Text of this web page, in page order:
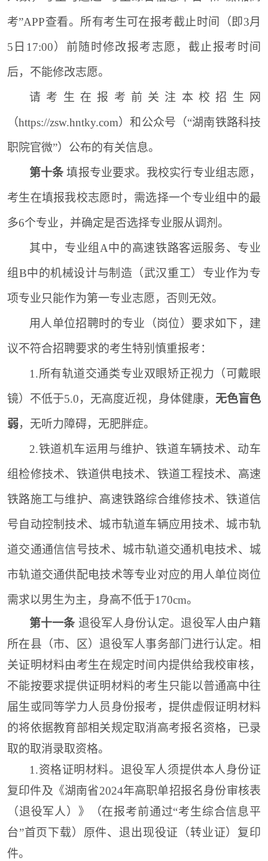
考”APP查看。所有考生可在报考截止时间（即3月
5日17:00）前随时修改报考志愿，截止报考时间
后，不能修改志愿。
请考生在报考前关注本校招生网
（https://zsw.hntky.com）和公众号（“湖南铁路科技
职院官微”）公布的有关信息。
第十条填报专业要求。我校实行专业组志愿，
考生在填报我校志愿时，需选择一个专业组中的最
多6个专业，并确定是否选择专业服从调剂。
其中，专业组A中的高速铁路客运服务、专业
组B中的机械设计与制造（武汉重工）专业作为专
项专业只能作为第一专业志愿，否则无效。
用人单位招聘时的专业（岗位）要求如下，建
议不符合招聘要求的考生特别慎重报考：
1.所有轨道交通类专业双眼矫正视力（可戴眼
镜）不低于5.0，无高度近视，身体健康， 无色盲色
弱，无听力障碍，无肥胖症。
2.铁道机车运用与维护、铁道车辆技术、动车
组检修技术、铁道供电技术、铁道工程技术、高速
铁路施工与维护、高速铁路综合维修技术、铁道信
号自动控制技术、城市轨道车辆应用技术、城市轨
道交通通信信号技术、城市轨道交通机电技术、城
市轨道交通供配电技术等专业对应的用人单位岗位
需求以男生为主，身高不低于170cm。
第十一条 退役军人身份认定。退役军人由户籍
所在县（市、区）退役军人事务部门进行认定。 相
关证明材料由考生在规定时间内提供给我校审核，
不能按要求提供证明材料的考生只能以普通高中往
届生或同等学力人员身份报考，提供虚假证明材料
的将依据教育部相关规定取消高考报名资格，已录
取的取消录取资格。
1.资格证明材料。 退役军人须提供本人身份证
复印件及 《湖南省2024年高职单招报名身份审核表
（退役军人）》
（在报考前通过“考生综合信息平
台”首页下载） 原件、 退出现役证 （转业证） 复印
件。